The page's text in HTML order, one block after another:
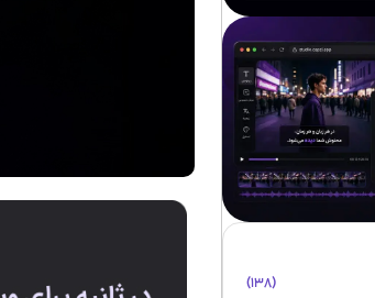
(۱۳۸)